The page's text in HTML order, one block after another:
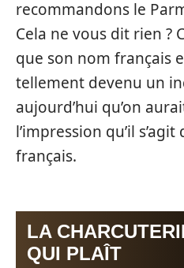
recommandons le
Cela ne vous dit rien ?
que son nom français
tellement devenu un
aujourd’hui qu’on
l’impression qu’il
français.
LA
QUI PLAÎT